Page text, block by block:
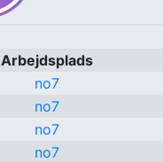
Arbejdsplads
no7
no7
no7
no7